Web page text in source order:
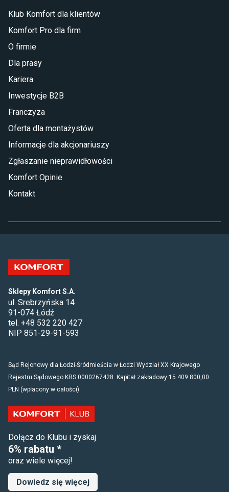
Klub Komfort dla klientów
Komfort Pro dla firm
O firmie
Dla prasy
Kariera
Inwestycje B2B
Franczyza
Oferta dla montażystów
Informacje dla akcjonariuszy
Zgłaszanie nieprawidłowości
Komfort Opinie
Kontakt
Sklepy Komfort S.A.
ul. Srebrzyńska 14
91-074 Łódź
tel. +48 532 220 427
NIP 851-29-91-593
Sąd Rejonowy dla Łodzi-Śródmieścia w Łodzi Wydział XX Krajowego
Rejestru Sądowego KRS 0000267428. Kapitał zakładowy 15 409 800,00
PLN (wpłacony w całości).
Dołącz do Klubu i zyskaj
6% rabatu *
oraz wiele więcej!
Dowiedz się więcej